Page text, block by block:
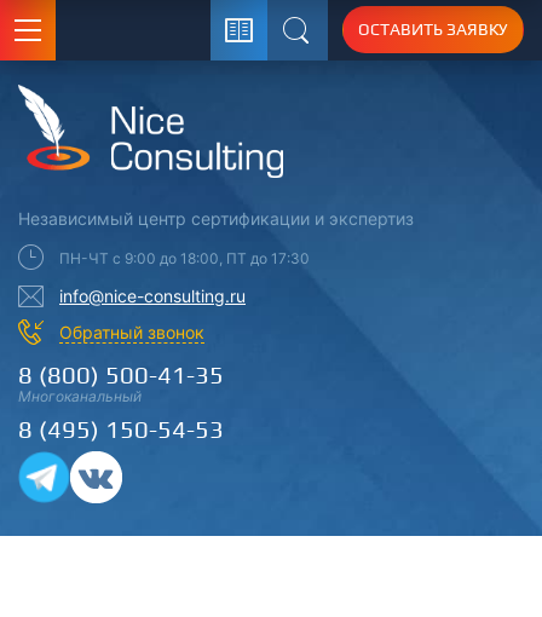
Поиск
ОСТАВИТЬ ЗАЯВКУ
Независимый центр сертификации и экспертиз
ПН-ЧТ с 9:00 до 18:00, ПТ до 17:30
info@nice-consulting.ru
Обратный звонок
8 (800) 500-41-35
Многоканальный
8 (495) 150-54-53